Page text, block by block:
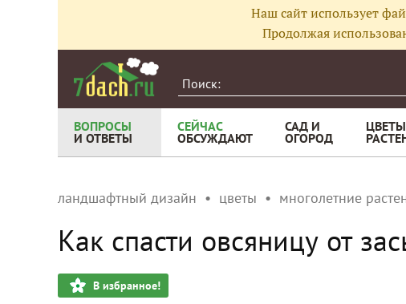
Наш сайт использует
Продолжая
ВОПРОСЫ
И ОТВЕТЫ
СЕЙЧАС
ОБСУЖДАЮТ
САД И
ОГОРОД
ландшафтный дизайн цветы многолетние
Как спасти овсяницу от
В избранное!